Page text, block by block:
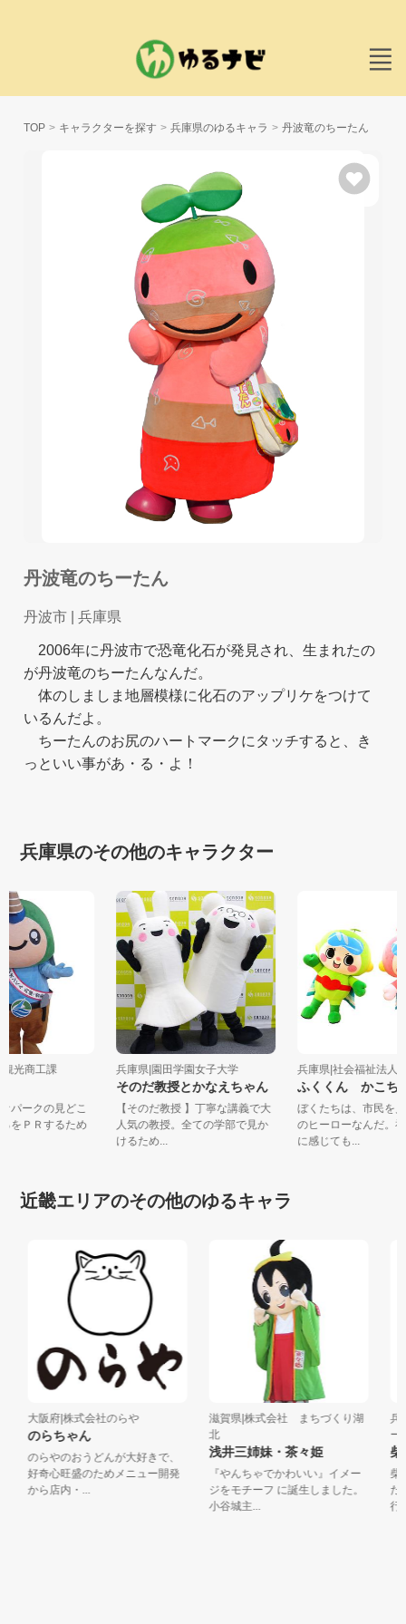
TOP キャラクターを探す 兵庫県のゆるキャラ 丹波竜のちーたん
丹波竜のちーたん
丹波市 | 兵庫県
2006年に丹波市で恐竜化石が発見され、生まれたの
が丹波竜のちーたんなんだ。
体のしましま地層模様に化石のアップリケをつけて
いるんだよ。
ちーたんのお尻のハートマークにタッチすると、き
っといい事があ・る・よ！
兵庫県のその他のキャラクター
観光商工課
オパークの見どこ
ろをＰＲするため
兵庫県|園田学園女子大学
そのだ教授とかなえちゃん
【そのだ教授 】丁寧な講義で大
人気の教授。全ての学部で見か
けるため...
兵庫県|社会福祉法
ふくくん かこ
ぼくたちは、市民
のヒーローなんだ
に感じても...
近畿エリアのその他のゆるキャラ
大阪府|株式会社のらや
のらちゃん
のらやのおうどんが大好きで、
好奇心旺盛のためメニュー開発
から店内・...
滋賀県|株式会社 まちづくり湖
北
浅井三姉妹・茶々姫
『やんちゃでかわいい』イメー
ジをモチーフ に誕生しました。
小谷城主...
兵
ー
柴助
柴
た
行